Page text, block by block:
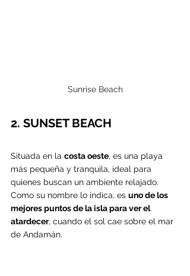
Sunrise Beach
2. SUNSET BEACH
Situada en la costa oeste, es una playa
más pequeña y tranquila, ideal para
quienes buscan un ambiente relajado.
Como su nombre lo indica, es uno de los
mejores puntos de la isla para ver el
atardecer, cuando el sol cae sobre el mar
de Andamán.